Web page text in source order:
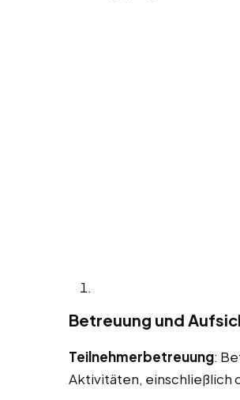
Betreuung und
Teilnehmerbetreuung:
Aktivitäten, einschließlich